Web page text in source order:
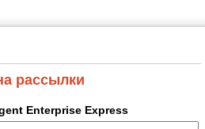
рассылки
Enterprise Express